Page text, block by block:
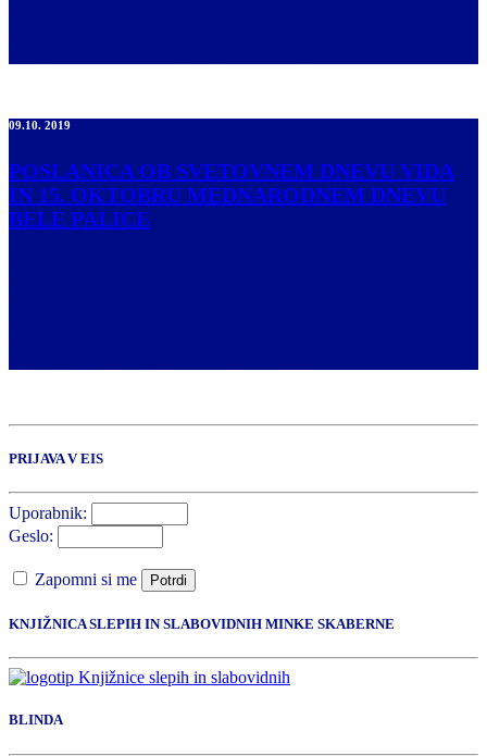
09.10. 2019
POSLANICA OB SVETOVNEM DNEVU VIDA
IN 15. OKTOBRU MEDNARODNEM DNEVU
BELE PALICE
PRIJAVA V EIS
Uporabnik:
Geslo:
Zapomni si me Potrdi
KNJIŽNICA SLEPIH IN SLABOVIDNIH MINKE SKABERNE
BLINDA